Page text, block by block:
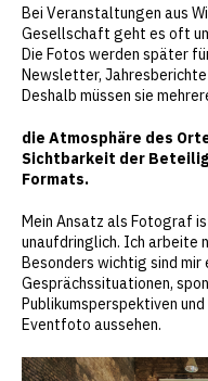
Bei Veranstaltungen aus
Gesellschaft geht es oft
Die Fotos werden später
Newsletter,
Deshalb müssen sie
die Atmosphäre des
Sichtbarkeit der
Formats.
Mein Ansatz als Fotograf
unaufdringlich. Ich arbeite
Besonders wichtig sind
Gesprächssituationen,
Publikumsperspektiven
Eventfoto aussehen.